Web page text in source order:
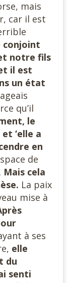
mais
car il est
conjoint
notre fils
il est
un état
qu’il
le
‘elle a
en
de
Mais cela
La paix
mise à
à ses
elle
du
senti